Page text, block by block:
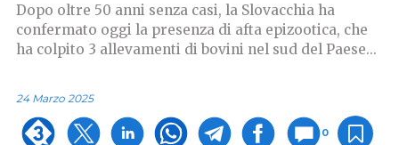
Dopo oltre 50 anni senza casi, la Slovacchia ha
confermato oggi la presenza di afta epizootica, che
ha colpito 3 allevamenti di bovini nel sud del Paese...
24 Marzo 2025
0